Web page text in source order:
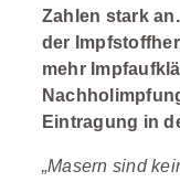
Zahlen stark
der
mehr
Eintragung in
„Masern sind